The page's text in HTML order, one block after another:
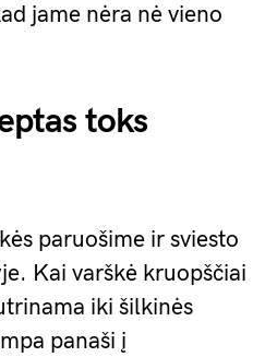
jame nėra nė vieno
toks
paruošime ir sviesto
Kai varškė kruopščiai
iki šilkinės
panaši į